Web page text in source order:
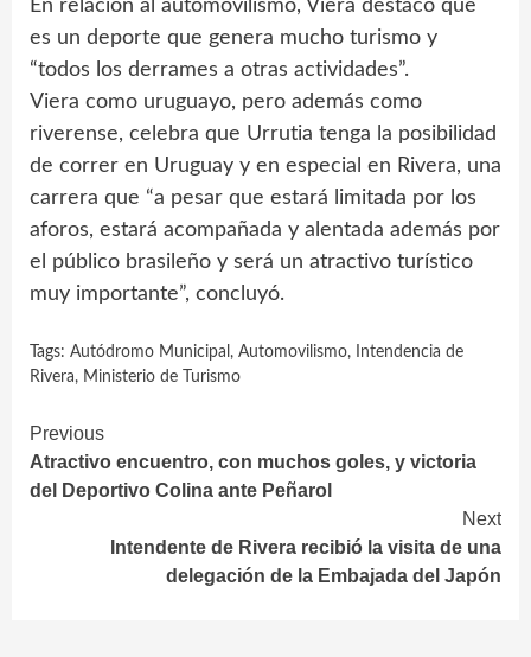
En relación al automovilismo, Viera destacó que
es un deporte que genera mucho turismo y
“todos los derrames a otras actividades”.
Viera como uruguayo, pero además como
riverense, celebra que Urrutia tenga la posibilidad
de correr en Uruguay y en especial en Rivera, una
carrera que “a pesar que estará limitada por los
aforos, estará acompañada y alentada además por
el público brasileño y será un atractivo turístico
muy importante”, concluyó.
Tags: Autódromo Municipal , Automovilismo,
Intendencia de
Rivera, Ministerio de Turismo
Continue
Reading
Previous
Atractivo encuentro, con muchos goles, y victoria
del Deportivo Colina ante Peñarol
Next
Intendente de Rivera recibió la visita de una
delegación de la Embajada del Japón